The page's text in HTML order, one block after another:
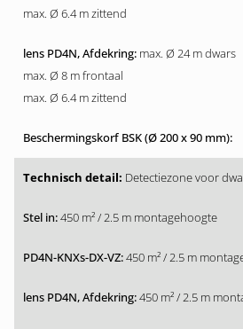
max. Ø 6.4 m zittend
max. Ø 24 m dwars
max. Ø 8 m frontaal
max. Ø 6.4 m zittend
Detectiezone voor
450 m² / 2.5 m montagehoogte
450 m² / 2.5 m
450 m² / 2.5 m